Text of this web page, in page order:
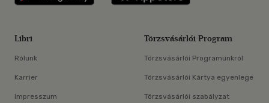
Libri
Rólunk
Karrier
Impresszum
Törzsvásárlói Program
Törzsvásárlói Programunkról
Törzsvásárlói Kártya egyenlege
Törzsvásárlói szabályzat